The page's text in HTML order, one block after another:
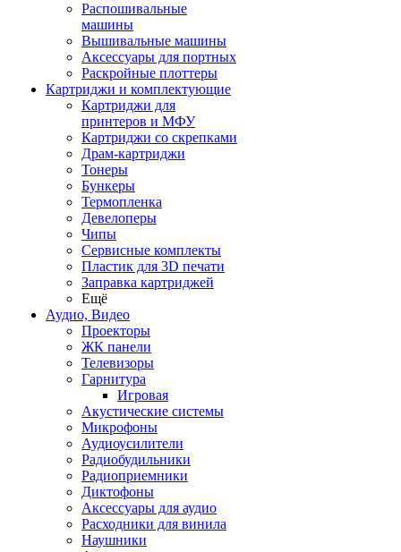
Распошивальные
машины
Вышивальные машины
Аксессуары для портных
Раскройные плоттеры
Картриджи и комплектующие
Картриджи для
принтеров и МФУ
Картриджи со скрепками
Драм-картриджи
Тонеры
Бункеры
Термопленка
Девелоперы
Чипы
Сервисные комплекты
Пластик для 3D печати
Заправка картриджей
Ещё
Аудио, Видео
Проекторы
ЖК панели
Телевизоры
Гарнитура
Игровая
Акустические системы
Микрофоны
Аудиоусилители
Радиобудильники
Радиоприемники
Диктофоны
Аксессуары для аудио
Расходники для винила
Наушники